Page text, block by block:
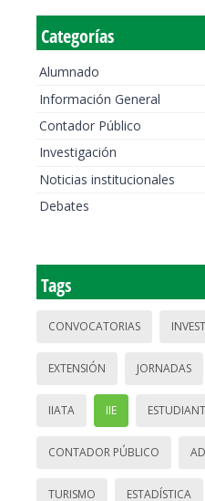
Categorías
Alumnado
Información General
Contador Público
Investigación
Noticias institucionales
Debates
Tags
CONVOCATORIAS
EXTENSIÓN JORNADAS
IIATA IIE
CONTADOR PÚBLICO
TURISMO ESTADÍSTICA